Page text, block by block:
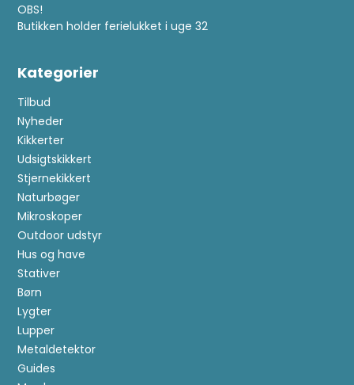
OBS!
Butikken holder ferielukket i uge 32
Kategorier
Tilbud
Nyheder
Kikkerter
Udsigtskikkert
Stjernekikkert
Naturbøger
Mikroskoper
Outdoor udstyr
Hus og have
Stativer
Børn
Lygter
Lupper
Metaldetektor
Guides